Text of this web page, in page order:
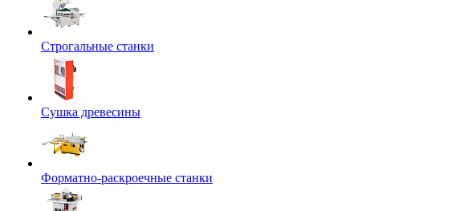
Строгальные станки
Сушка древесины
Форматно-раскроечные станки